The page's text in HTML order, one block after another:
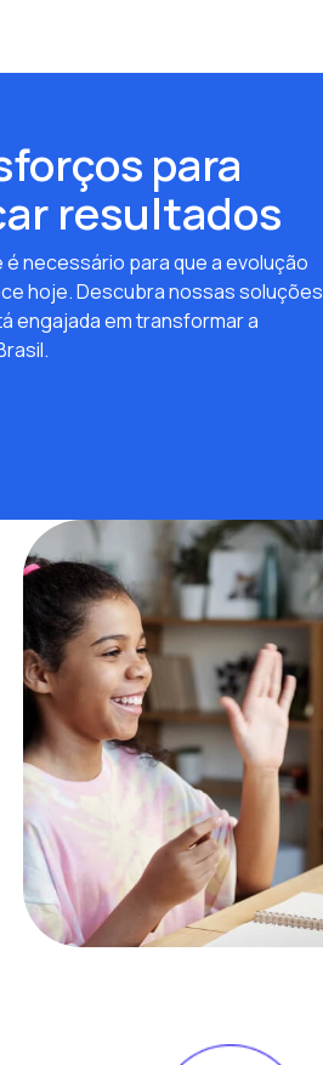
para
resultados
necessário para que a evolução
hoje. Descubra nossas soluções
engajada em transformar a